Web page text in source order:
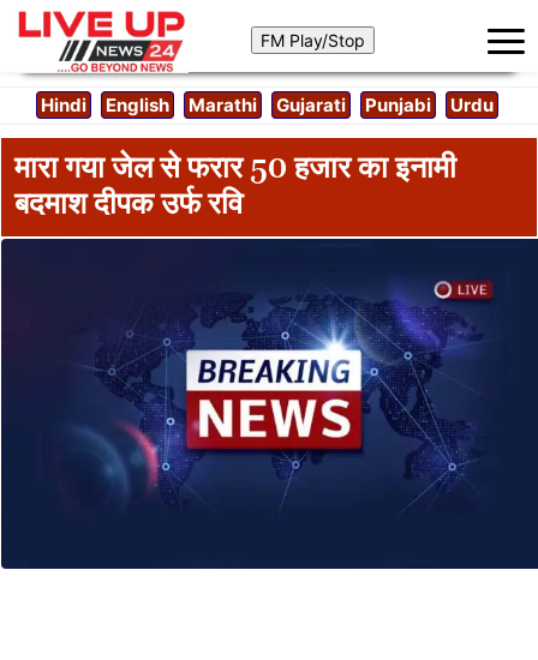
Hindi English Marathi Gujarati Punjabi Urdu
मारा गया जेल से फरार 50 हजार का इनामी
बदमाश दीपक उर्फ रवि